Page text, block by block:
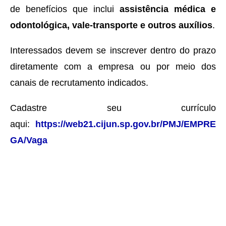
de benefícios que inclui assistência médica e
odontológica, vale-transporte e outros auxílios.
Interessados devem se inscrever dentro do prazo
diretamente com a empresa ou por meio dos
canais de recrutamento indicados.
Cadastre seu currículo
aqui:
https://web21.cijun.sp.gov.br/PMJ/EMPRE
GA/Vaga